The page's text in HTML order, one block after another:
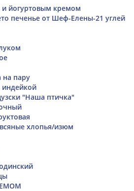
йогуртовым кремом
печенье от Шеф-Елены-21 углей
на пару
индейкой
"Наша птичка"
хлопья/изюм